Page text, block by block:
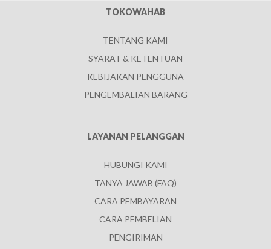
TOKOWAHAB
TENTANG KAMI
SYARAT & KETENTUAN
KEBIJAKAN PENGGUNA
PENGEMBALIAN BARANG
LAYANAN PELANGGAN
HUBUNGI KAMI
TANYA JAWAB (FAQ)
CARA PEMBAYARAN
CARA PEMBELIAN
PENGIRIMAN